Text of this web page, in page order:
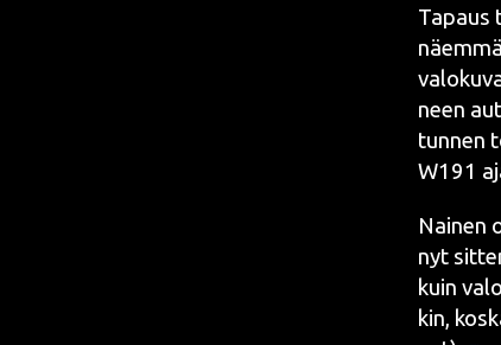
Tapaus
neen
tun­nen
W191
Nai­nen
nyt
kuin
kin,